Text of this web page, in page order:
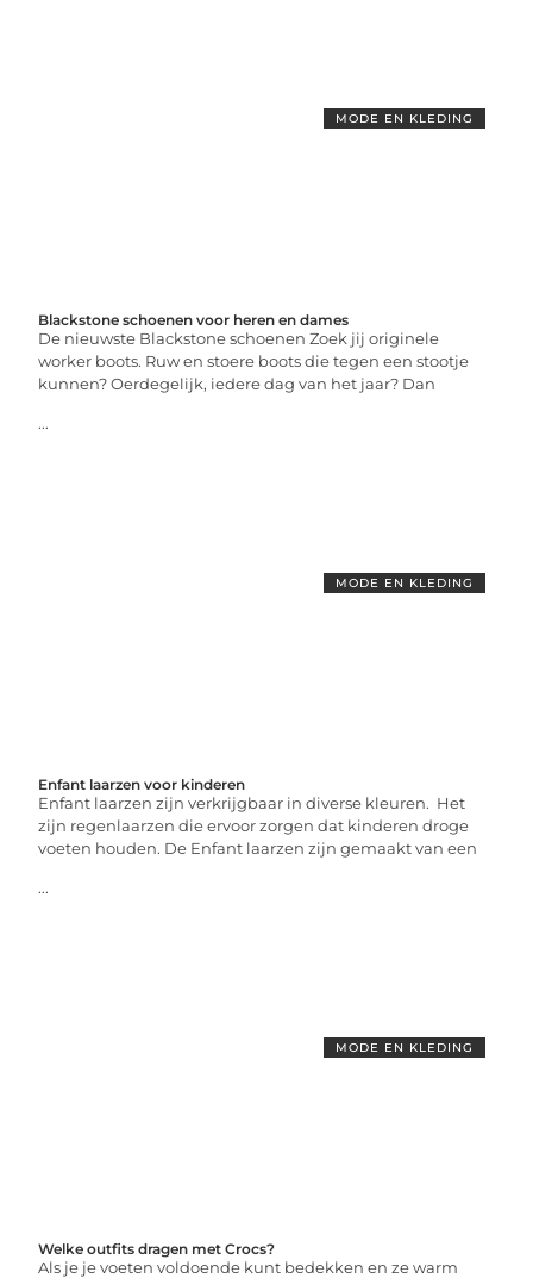
MODE EN KLEDING
Blackstone schoenen voor heren en dames
De nieuwste Blackstone schoenen Zoek jij originele
worker boots. Ruw en stoere boots die tegen een stootje
kunnen? Oerdegelijk, iedere dag van het jaar? Dan
...
MODE EN KLEDING
Enfant laarzen voor kinderen
Enfant laarzen zijn verkrijgbaar in diverse kleuren. Het
zijn regenlaarzen die ervoor zorgen dat kinderen droge
voeten houden. De Enfant laarzen zijn gemaakt van een
...
MODE EN KLEDING
Welke outfits dragen met Crocs?
Als je je voeten voldoende kunt bedekken en ze warm